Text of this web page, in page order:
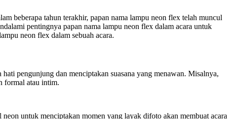
beberapa tahun terakhir, papan nama lampu neon flex telah muncul
pentingnya papan nama lampu neon flex dalam acara untuk
neon flex dalam sebuah acara.
hati pengunjung dan menciptakan suasana yang menawan. Misalnya,
formal atau intim.
untuk menciptakan momen yang layak difoto akan membuat acara